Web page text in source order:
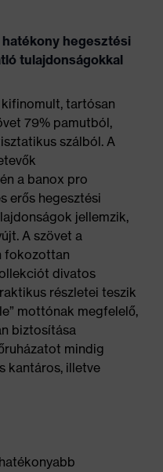
hegesztési
tulajdonságokkal
tartósan
79% pamutból,
szálból. A
a banox pro
erős hegesztési
jellemzik,
A szövet a
fokozottan
divatos
részletei teszik
mottónak megfelelő,
biztosítása
mindig
kantáros, illetve